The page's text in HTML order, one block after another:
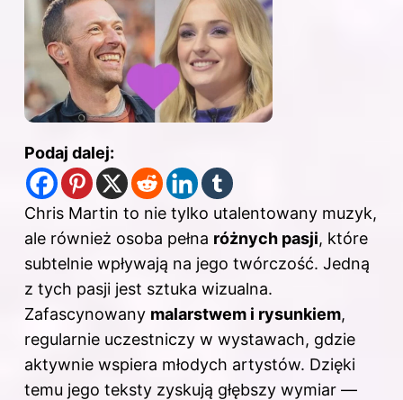
Podaj dalej:
Chris Martin to nie tylko utalentowany muzyk,
ale również osoba pełna różnych pasji, które
subtelnie wpływają na jego twórczość. Jedną
z tych pasji jest sztuka wizualna.
Zafascynowany malarstwem i rysunkiem,
regularnie uczestniczy w wystawach, gdzie
aktywnie wspiera młodych artystów. Dzięki
temu jego teksty zyskują głębszy wymiar —